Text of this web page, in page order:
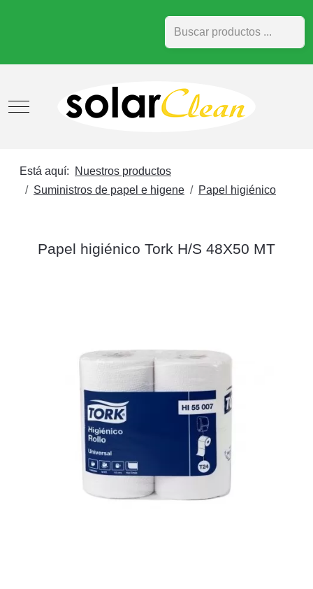
Buscar
Mobile Menu Toggle
Está aquí:
Nuestros productos
Suministros de papel e higene
Papel higiénico
Papel higiénico Tork H/S 48X50 MT